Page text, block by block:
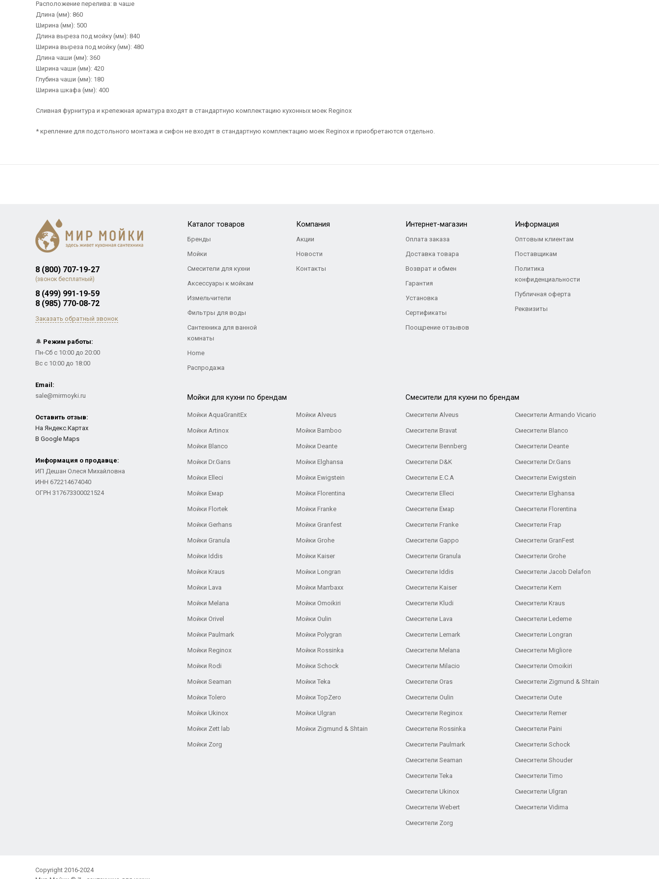
Расположение перелива: в чаше
Длина (мм): 860
Ширина (мм): 500
Длина выреза под мойку (мм): 840
Ширина выреза под мойку (мм): 480
Длина чаши (мм): 360
Ширина чаши (мм): 420
Глубина чаши (мм): 180
Ширина шкафа (мм): 400
Сливная фурнитура и крепежная арматура входят в стандартную комплектацию кухонных моек Reginox
* крепление для подстольного монтажа и сифон не входят в стандартную комплектацию моек Reginox и приобретаются отдельно.
8 (800) 707-19-27
(звонок бесплатный)
8 (499) 991-19-59
8 (985) 770-08-72
Заказать обратный звонок
🔔 Режим работы:
Пн-Сб с 10:00 до 20:00
Вс с 10:00 до 18:00
Email:
sale@mirmoyki.ru
Оставить отзыв:
На Яндекс.Картах
В Google Maps
Информация о продавце:
ИП Дешан Олеся Михайловна
ИНН 672214674040
ОГРН 317673300021524
Каталог товаров
Бренды
Мойки
Смесители для кухни
Аксессуары к мойкам
Измельчители
Фильтры для воды
Сантехника для ванной
комнаты
Home
Распродажа
Компания
Акции
Новости
Контакты
Интернет-магазин
Оплата заказа
Доставка товара
Возврат и обмен
Гарантия
Установка
Сертификаты
Поощрение отзывов
Информация
Оптовым клиентам
Поставщикам
Политика
конфиденциальности
Публичная оферта
Реквизиты
Мойки для кухни по брендам
Мойки AquaGranitEx Мойки Alveus
Мойки Artinox Мойки Bamboo
Мойки Blanco Мойки Deante
Мойки Dr.Gans Мойки Elghansa
Мойки Elleci Мойки Ewigstein
Мойки Емар Мойки Florentina
Мойки Flortek Мойки Franke
Мойки Gerhans Мойки Granfest
Мойки Granula Мойки Grohe
Мойки Iddis Мойки Kaiser
Мойки Kraus Мойки Longran
Мойки Lava Мойки Marrbaxx
Мойки Melana Мойки Omoikiri
Мойки Orivel Мойки Oulin
Мойки Paulmark Мойки Polygran
Мойки Reginox Мойки Rossinka
Мойки Rodi Мойки Schock
Мойки Seaman Мойки Teka
Мойки Tolero Мойки TopZero
Мойки Ukinox Мойки Ulgran
Мойки Zett lab Мойки Zigmund & Shtain
Мойки Zorg
Cмесители для кухни по брендам
Смесители Alveus Смесители Armando Vicario
Смесители Bravat Смесители Blanco
Смесители Bennberg Смесители Deante
Смесители D&K Смесители Dr.Gans
Смесители E.C.A Cмесители Ewigstein
Смесители Elleci Смесители Elghansa
Смесители Емар Смесители Florentina
Смесители Franke Смесители Frap
Смесители Gappo Смесители GranFest
Смесители Granula Смесители Grohe
Смесители Iddis Смесители Jacob Delafon
Смесители Kaiser Смесители Kern
Смесители Kludi Смесители Kraus
Смесители Lava Смесители Ledeme
Смесители Lemark Смесители Longran
Смесители Melana Смесители Migliore
Смесители Milacio Смесители Omoikiri
Смесители Oras Смесители Zigmund & Shtain
Смесители Oulin Смесители Oute
Смесители Reginox Смесители Remer
Смесители Rossinka Смесители Paini
Смесители Paulmark Смесители Schock
Смесители Seaman Смесители Shouder
Смесители Teka Смесители Timo
Смесители Ukinox Смесители Ulgran
Смесители Webert Смесители Vidima
Смесители Zorg
Copyright 2016-2024